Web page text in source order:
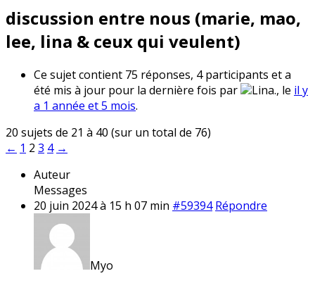
discussion entre nous (marie, mao,
lee, lina & ceux qui veulent)
Ce sujet contient 75 réponses, 4 participants et a
été mis à jour pour la dernière fois par
Lina., le il y
a 1 année et 5 mois.
20 sujets de 21 à 40 (sur un total de 76)
← 1 2 3 4 →
Auteur
Messages
20 juin 2024 à 15 h 07 min #59394 Répondre
Myo